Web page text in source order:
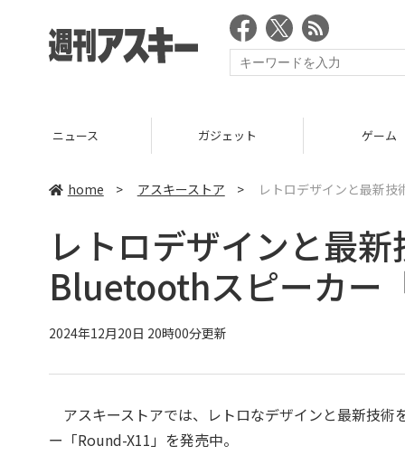
ニュース ガジェット ゲーム
home > アスキーストア > レトロデザインと最新
レトロデザインと最
Bluetoothスピーカー
2024年12月20日 20時00分更新
アスキーストアでは、レトロなデザインと最新技
ー「Round-X11」を発売中。